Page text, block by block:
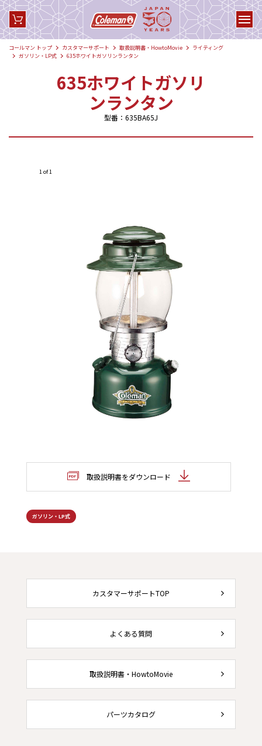
コールマン トップ カスタマーサポート 取扱説明書・HowtoMovie
ライティング
ガソリン・LP式
635ホワイトガソリンランタン
635ホワイトガソリ
ンランタン
型番：635BA65J
1 of 1
取扱説明書をダウンロード
ガソリン・LP式
カスタマーサポートTOP
よくある質問
取扱説明書・HowtoMovie
パーツカタログ